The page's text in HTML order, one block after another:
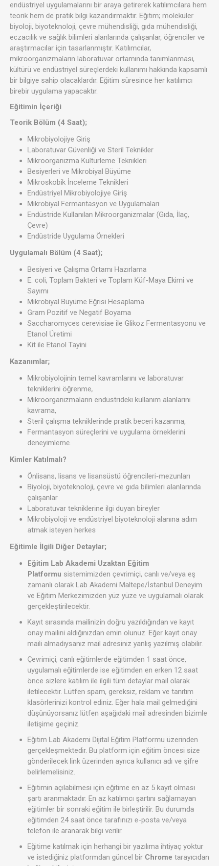
endüstriyel uygulamalarını bir araya getirerek katılımcılara hem
teorik hem de pratik bilgi kazandırmaktır. Eğitim; moleküler
biyoloji, biyoteknoloji, çevre mühendisliği, gıda mühendisliği,
eczacılık ve sağlık bilimleri alanlarında çalışanlar, öğrenciler ve
araştırmacılar için tasarlanmıştır. Katılımcılar,
mikroorganizmaların laboratuvar ortamında tanımlanması,
kültürü ve endüstriyel süreçlerdeki kullanımı hakkında kapsamlı
bir bilgiye sahip olacaklardır. Eğitim süresince her katılımcı
birebir uygulama yapacaktır.
Eğitimin İçeriği
Teorik Bölüm (4 Saat);
Mikrobiyolojiye Giriş
Laboratuvar Güvenliği ve Steril Teknikler
Mikroorganizma Kültürleme Teknikleri
Besiyerleri ve Mikrobiyal Büyüme
Mikroskobik İnceleme Teknikleri
Endüstriyel Mikrobiyolojiye Giriş
Mikrobiyal Fermantasyon ve Uygulamaları
Endüstride Kullanılan Mikroorganizmalar (Gıda, İlaç,
Çevre)
Endüstride Uygulama Örnekleri
Uygulamalı Bölüm (4 Saat);
Besiyeri ve Çalışma Ortamı Hazırlama
E. coli, Toplam Bakteri ve Toplam Küf-Maya Ekimi ve
Sayımı
Mikrobiyal Büyüme Eğrisi Hesaplama
Gram Pozitif ve Negatif Boyama
Saccharomyces cerevisiae ile Glikoz Fermentasyonu ve
Etanol Üretimi
Kit ile Etanol Tayini
Kazanımlar;
Mikrobiyolojinin temel kavramlarını ve laboratuvar
tekniklerini öğrenme,
Mikroorganizmaların endüstrideki kullanım alanlarını
kavrama,
Steril çalışma tekniklerinde pratik beceri kazanma,
Fermantasyon süreçlerini ve uygulama örneklerini
deneyimleme.
Kimler Katılmalı?
Önlisans, lisans ve lisansüstü öğrencileri-mezunları
Biyoloji, biyoteknoloji, çevre ve gıda bilimleri alanlarında
çalışanlar
Laboratuvar tekniklerine ilgi duyan bireyler
Mikrobiyoloji ve endüstriyel biyoteknoloji alanına adım
atmak isteyen herkes
Eğitimle İlgili Diğer Detaylar;
Eğitim Lab Akademi Uzaktan Eğitim
Platformu sistemimizden çevrimiçi, canlı ve/veya eş
zamanlı olarak Lab Akademi Maltepe/İstanbul Deneyim
ve Eğitim Merkezimizden yüz yüze ve uygulamalı olarak
gerçekleştirilecektir.
Kayıt sırasında mailinizin doğru yazıldığından ve kayıt
onay mailini aldığınızdan emin olunuz. Eğer kayıt onay
maili almadıysanız mail adresiniz yanlış yazılmış olabilir.
Çevrimiçi, canlı eğitimlerde eğitimden 1 saat önce,
uygulamalı eğitimlerde ise eğitimden en erken 12 saat
önce sizlere katılım ile ilgili tüm detaylar mail olarak
iletilecektir. Lütfen spam, gereksiz, reklam ve tanıtım
klasörlerinizi kontrol ediniz. Eğer hala mail gelmediğini
düşünüyorsanız lütfen aşağıdaki mail adresinden bizimle
iletişime geçiniz.
Eğitim Lab Akademi Dijital Eğitim Platformu üzerinden
gerçekleşmektedir. Bu platform için eğitim öncesi size
gönderilecek link üzerinden ayrıca kullanıcı adı ve şifre
belirlemelisiniz.
Eğitimin açılabilmesi için eğitime en az 5 kayıt olması
şartı aranmaktadır. En az katılımcı şartını sağlamayan
eğitimler bir sonraki eğitim ile birleştirilir. Bu durumda
eğitimden 24 saat önce tarafınızı e-posta ve/veya
telefon ile aranarak bilgi verilir.
Eğitime katılmak için herhangi bir yazılıma ihtiyaç yoktur
ve istediğiniz platformdan güncel bir Chrome tarayıcıdan